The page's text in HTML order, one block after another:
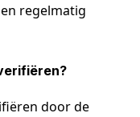
regelmatig
door de